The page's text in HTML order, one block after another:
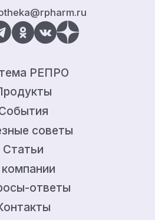
РЕПРО
советы
Статьи
ответы